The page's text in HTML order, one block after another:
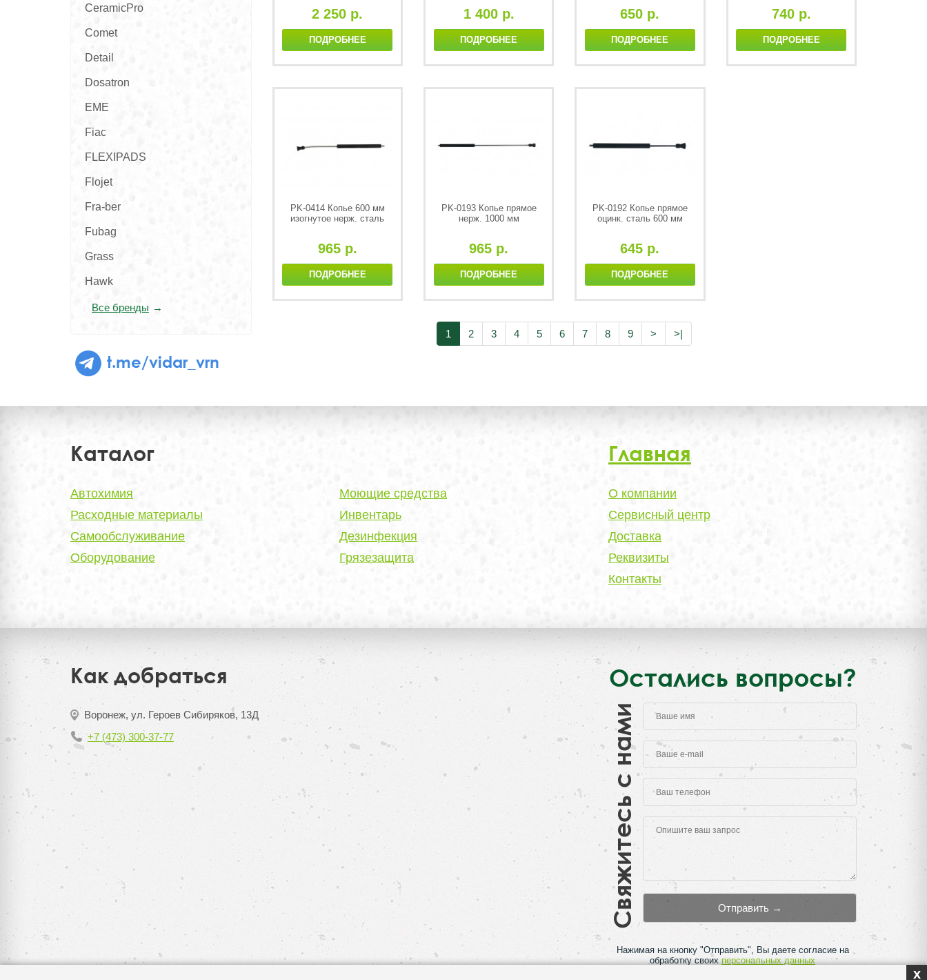
CeramicPro
Comet
Detail
Dosatron
EME
Fiac
FLEXIPADS
Flojet
Fra-ber
Fubag
Grass
Hawk
Все бренды
t.me/vidar_vrn
2 250 р.
ПОДРОБНЕЕ
1 400 р.
ПОДРОБНЕЕ
650 р.
ПОДРОБНЕЕ
740 р.
ПОДРОБНЕЕ
PK-0414 Копье 600 мм
изогнутое нерж. сталь
965 р.
ПОДРОБНЕЕ
PK-0193 Копье прямое
нерж. 1000 мм
965 р.
ПОДРОБНЕЕ
PK-0192 Копье прямое
оцинк. сталь 600 мм
645 р.
ПОДРОБНЕЕ
1 2 3 4 5 6 7 8 9 > >|
Каталог Главная
Автохимия
Расходные материалы
Самообслуживание
Оборудование
Моющие средства
Инвентарь
Дезинфекция
Грязезащита
О компании
Сервисный центр
Доставка
Реквизиты
Контакты
Как добраться
Воронеж, ул. Героев Сибиряков, 13Д
+7 (473) 300-37-77
Остались вопросы?
Свяжитесь с нами
Нажимая на кнопку "Отправить", Вы даете согласие на
обработку своихперсональных данных
x